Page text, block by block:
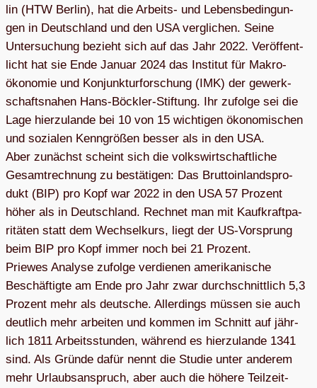
lin (HTW Ber­lin), hat die Arbeits- und Lebens­be­din­gun­
gen in Deutsch­land und den USA ver­gli­chen. Seine
Unter­su­chung bezieht sich auf das Jahr 2022. Ver­öf­fent­
licht hat sie Ende Januar 2024 das Insti­tut für Makro­
öko­no­mie und Kon­junk­tur­for­schung (IMK) der gewerk­
schafts­na­hen Hans-Böck­ler-Stif­tung. Ihr zufolge sei die
Lage hier­zu­lande bei 10 von 15 wich­ti­gen öko­no­mi­schen
und sozia­len Kenn­grö­ßen bes­ser als in den USA.
Aber zunächst scheint sich die volks­wirt­schaft­li­che
Gesamt­rech­nung zu bestä­ti­gen: Das Brut­to­in­lands­pro­
dukt (BIP) pro Kopf war 2022 in den USA 57 Pro­zent
höher als in Deutsch­land. Rech­net man mit Kauf­kraft­pa­
ri­tä­ten statt dem Wech­sel­kurs, liegt der US-Vor­sprung
beim BIP pro Kopf immer noch bei 21 Pro­zent.
Prie­wes Ana­lyse zufolge ver­die­nen ame­ri­ka­ni­sche
Beschäf­tigte am Ende pro Jahr zwar durch­schnitt­lich 5,3
Pro­zent mehr als deut­sche. Aller­dings müs­sen sie auch
deut­lich mehr arbei­ten und kom­men im Schnitt auf jähr­
lich 1811 Arbeits­stun­den, wäh­rend es hier­zu­lande 1341
sind. Als Gründe dafür nennt die Stu­die unter ande­rem
mehr Urlaubs­an­spruch, aber auch die höhere Teil­zeit­